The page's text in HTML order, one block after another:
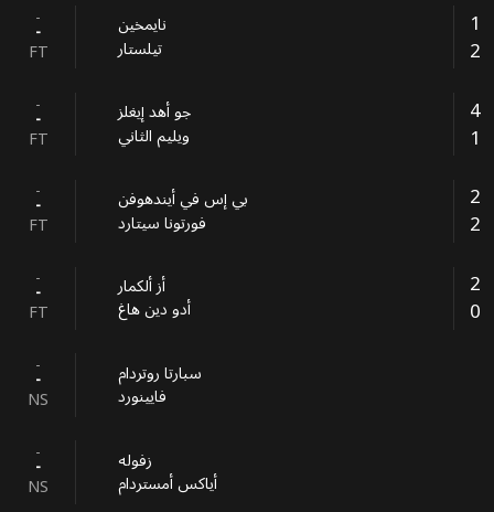
--
FT
نايمخين
تيلستار
1
2
--
FT
جو أهد إيغلز
ويليم الثاني
4
1
--
FT
بي إس في أيندهوفن
فورتونا سيتارد
2
2
--
FT
أز ألكمار
أدو دين هاغ
2
0
--
NS
سبارتا روتردام
فايينورد
--
NS
زفوله
أياكس أمستردام